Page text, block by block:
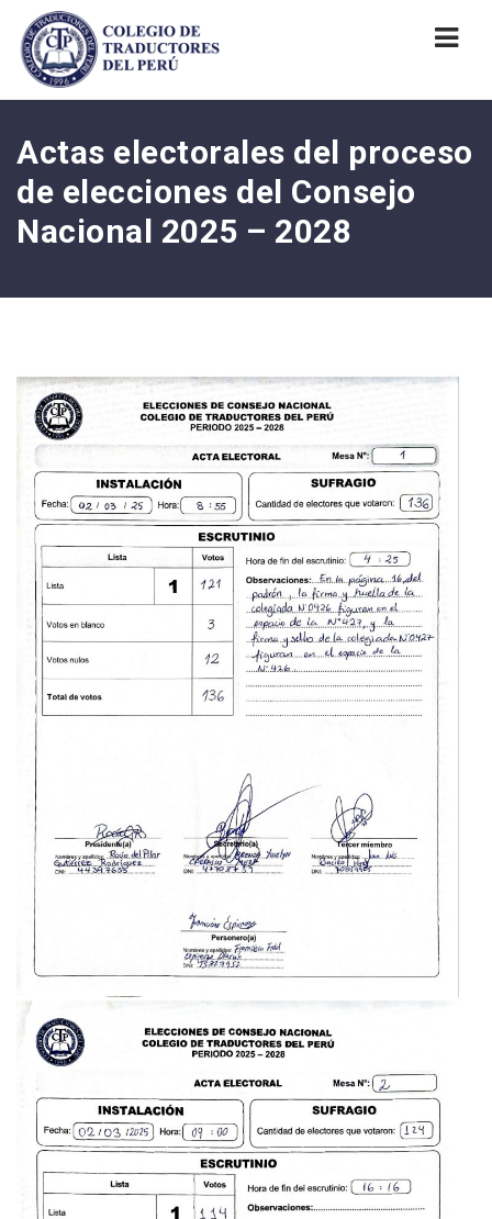
Actas electorales del proceso
de elecciones del Consejo
Nacional 2025 – 2028